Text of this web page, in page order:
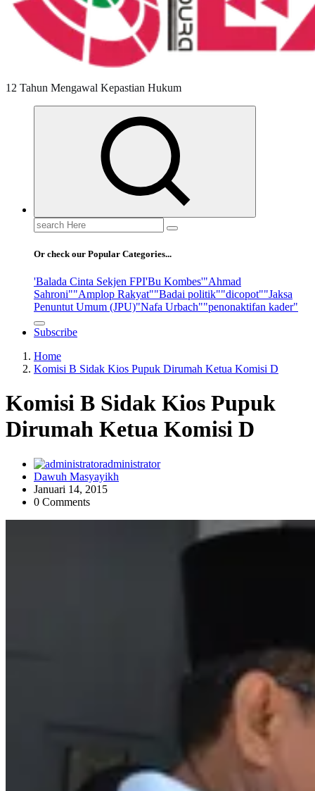
12 Tahun Mengawal Kepastian Hukum
Search
for:
Or check our Popular Categories...
'Balada Cinta Sekjen FPI'Bu Kombes'"Ahmad
Sahroni""Amplop Rakyat""Badai politik""dicopot""Jaksa
Penuntut Umum (JPU)"Nafa Urbach""penonaktifan kader"
Subscribe
Home
Komisi B Sidak Kios Pupuk Dirumah Ketua Komisi D
Komisi B Sidak Kios Pupuk
Dirumah Ketua Komisi D
administrator
Dawuh Masyayikh
Januari 14, 2015
0 Comments